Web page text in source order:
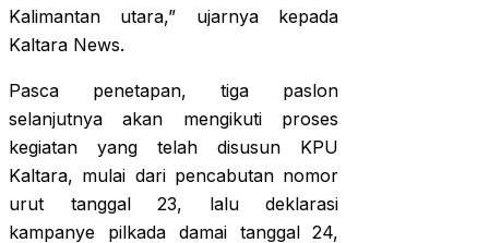
Kalimantan utara,” ujarnya kepada
Kaltara News.
Pasca penetapan, tiga paslon
selanjutnya akan mengikuti proses
kegiatan yang telah disusun KPU
Kaltara, mulai dari pencabutan nomor
urut tanggal 23, lalu deklarasi
kampanye pilkada damai tanggal 24,